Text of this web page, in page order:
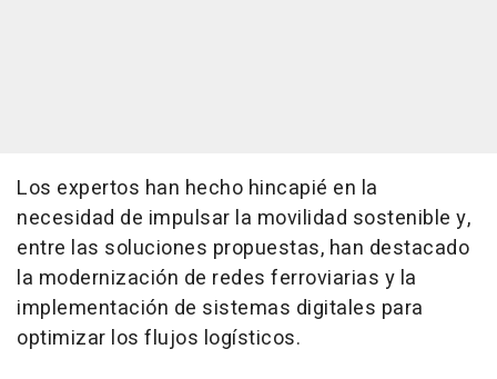
Los expertos han hecho hincapié en la
necesidad de impulsar la movilidad sostenible y,
entre las soluciones propuestas, han destacado
la modernización de redes ferroviarias y la
implementación de sistemas digitales para
optimizar los flujos logísticos.